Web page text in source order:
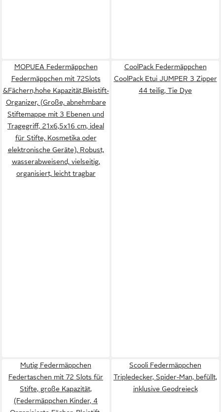
MOPUEA Federmäppchen
Federmäppchen mit 72Slots
&Fächern,hohe Kapazität,Bleistift-
Organizer, (Große, abnehmbare
Stiftemappe mit 3 Ebenen und
Tragegriff, 21x6,5x16 cm, ideal
für Stifte, Kosmetika oder
elektronische Geräte), Robust,
wasserabweisend, vielseitig,
organisiert, leicht tragbar
CoolPack Federmäppchen
CoolPack Etui JUMPER 3 Zipper
44 teilig, Tie Dye
Mutig Federmäppchen
Federtaschen mit 72 Slots für
Stifte, große Kapazität,
(Federmäppchen Kinder, 4
Scooli Federmäppchen
Tripledecker, Spider-Man, befüllt,
inklusive Geodreieck